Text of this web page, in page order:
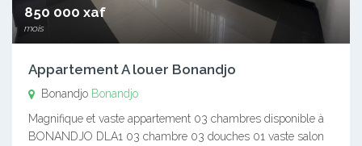
850 000 xaf
mois
Appartement A louer Bonandjo
Bonandjo Bonandjo
Magnifique et vaste appartement 03 chambres disponible à
BONANDJO DLA1 03 chambre 03 douches 01 vaste salon